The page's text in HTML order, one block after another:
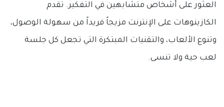
العثور على أشخاص متشابهين في التفكير. تقدم
الكازينوهات على الإنترنت مزيجاً فريداً من سهولة الوصول،
وتنوع الألعاب، والتقنيات المبتكرة التي تجعل كل جلسة
لعب حية ولا تنسى.